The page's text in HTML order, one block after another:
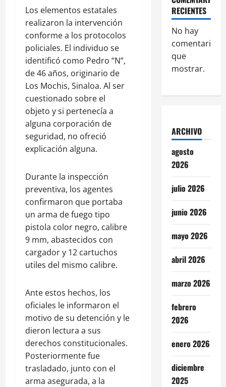
Los elementos estatales
realizaron la intervención
conforme a los protocolos
policiales. El individuo se
identificó como Pedro “N”,
de 46 años, originario de
Los Mochis, Sinaloa. Al ser
cuestionado sobre el
objeto y si pertenecía a
alguna corporación de
seguridad, no ofreció
explicación alguna.
Durante la inspección
preventiva, los agentes
confirmaron que portaba
un arma de fuego tipo
pistola color negro, calibre
9 mm, abastecidos con
cargador y 12 cartuchos
utiles del mismo calibre.
Ante estos hechos, los
oficiales le informaron el
motivo de su detención y le
dieron lectura a sus
derechos constitucionales.
Posteriormente fue
trasladado, junto con el
arma asegurada, a la
RECIENTES
No hay
comentarios
que
mostrar.
ARCHIVO
agosto
2026
julio 2026
junio 2026
mayo 2026
abril 2026
marzo 2026
febrero
2026
enero 2026
diciembre
2025